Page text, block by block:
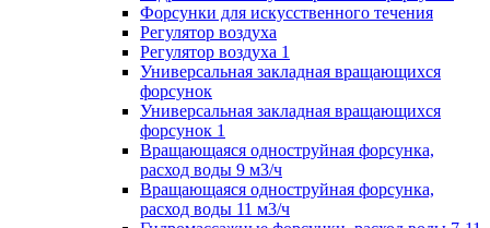
Форсунки для искусственного течения
Регулятор воздуха
Регулятор воздуха 1
Универсальная закладная вращающихся
форсунок
Универсальная закладная вращающихся
форсунок 1
Вращающаяся одноструйная форсунка,
расход воды 9 м3/ч
Вращающаяся одноструйная форсунка,
расход воды 11 м3/ч